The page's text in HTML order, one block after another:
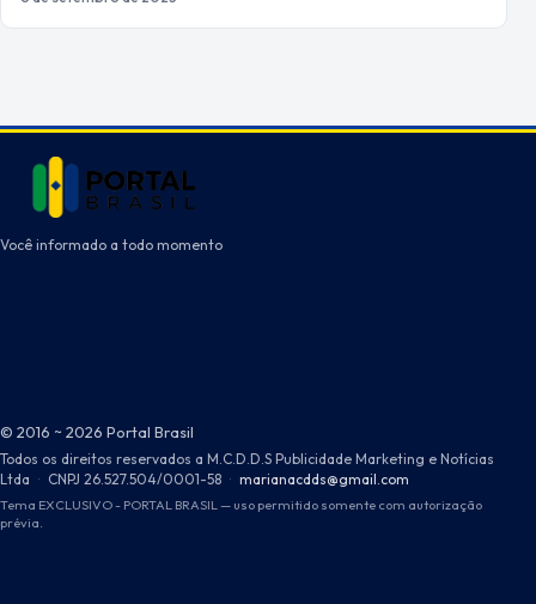
Você informado a todo momento
© 2016 ~ 2026 Portal Brasil
Todos os direitos reservados a M.C.D.D.S Publicidade Marketing e Notícias
Ltda · CNPJ 26.527.504/0001-58 · marianacdds@gmail.com
Tema EXCLUSIVO - PORTAL BRASIL — uso permitido somente com autorização
prévia.